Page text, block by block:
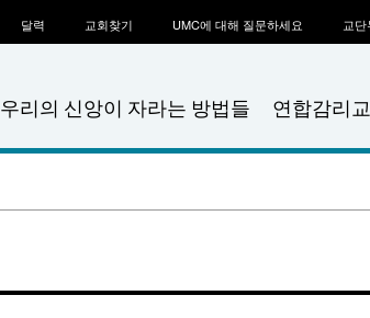
우리의 신앙이 자라는 방법들 연합감리
달력 교회찾기 UMC에 대해 질문하세요 교단